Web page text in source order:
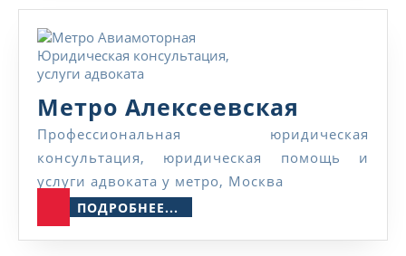
Метро Алексеевская
Профессиональная юридическая
консультация, юридическая помощь и
услуги адвоката у метро, Москва
ПОДРОБНЕЕ...